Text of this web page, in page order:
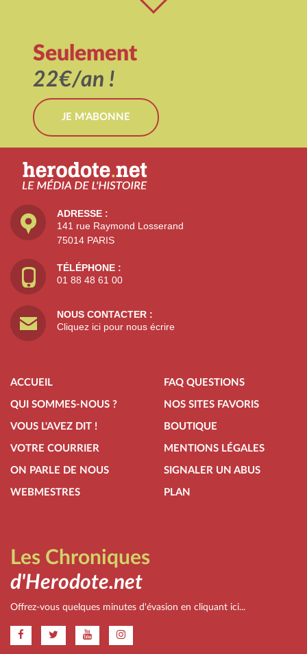
Seulement
22€/an !
JE M'ABONNE
ADRESSE :
141 rue Raymond Losserand
75014 PARIS
TÉLÉPHONE :
01 88 48 61 00
NOUS CONTACTER :
Cliquez ici pour nous écrire
ACCUEIL
QUI SOMMES-NOUS ?
VOUS L'AVEZ DIT !
VOTRE COURRIER
ON PARLE DE NOUS
WEBMESTRES
FAQ QUESTIONS
NOS SITES FAVORIS
BOUTIQUE
MENTIONS LÉGALES
SIGNALER UN ABUS
PLAN
Les Chroniques
d'Herodote.net
Offrez-vous quelques minutes d'évasion en cliquant ici...